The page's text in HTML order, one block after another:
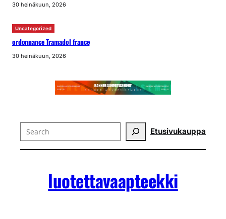
30 heinäkuun, 2026
Uncategorized
ordonnance Tramadol france
30 heinäkuun, 2026
Search Etusivukauppa
luotettavaapteekki